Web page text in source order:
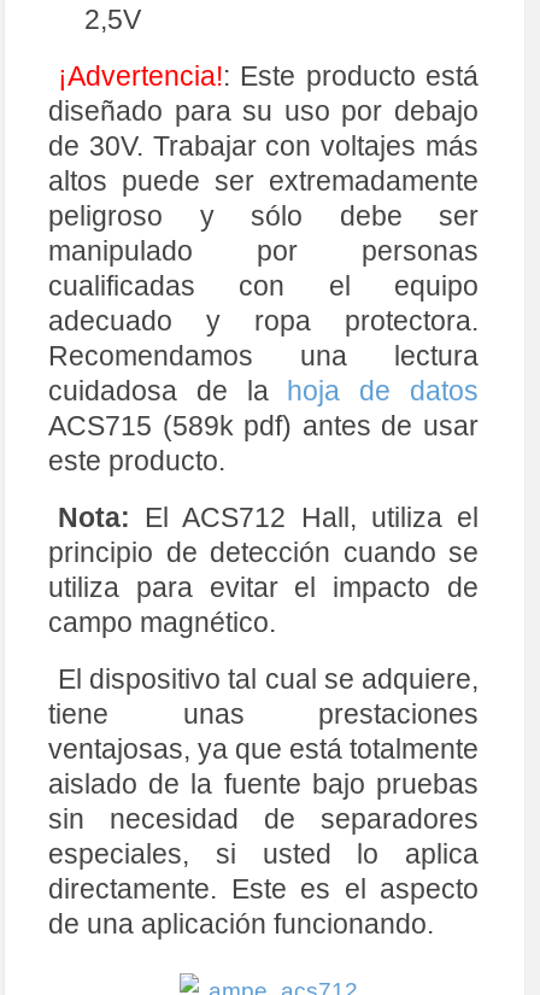
2,5V
¡Advertencia!: Este producto está
diseñado para su uso por debajo
de 30V. Trabajar con voltajes más
altos puede ser extremadamente
peligroso y sólo debe ser
manipulado por personas
cualificadas con el equipo
adecuado y ropa protectora.
Recomendamos una lectura
cuidadosa de la hoja de datos
ACS715 (589k pdf) antes de usar
este producto.
Nota: El ACS712 Hall, utiliza el
principio de detección cuando se
utiliza para evitar el impacto de
campo magnético.
El dispositivo tal cual se adquiere,
tiene unas prestaciones
ventajosas, ya que está totalmente
aislado de la fuente bajo pruebas
sin necesidad de separadores
especiales, si usted lo aplica
directamente. Este es el aspecto
de una aplicación funcionando.